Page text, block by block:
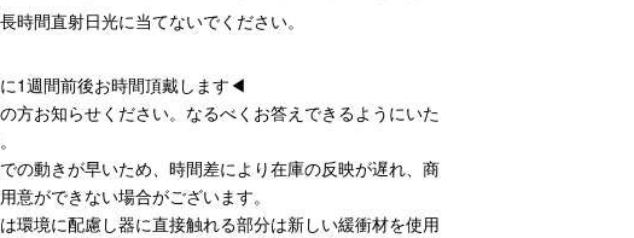
時間直射日光に当てないでください。
1週間前後お時間頂戴します◀
方お知らせください。なるべくお答えできるようにいた
の動きが早いため、時間差により在庫の反映が遅れ、商
意ができない場合がございます。
環境に配慮し器に直接触れる部分は新しい緩衝材を使用